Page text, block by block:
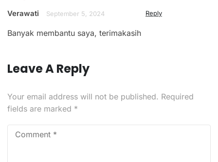
Verawati September 5, 2024 Reply
Banyak membantu saya, terimakasih
Leave A Reply
Your email address will not be published. Required
fields are marked *